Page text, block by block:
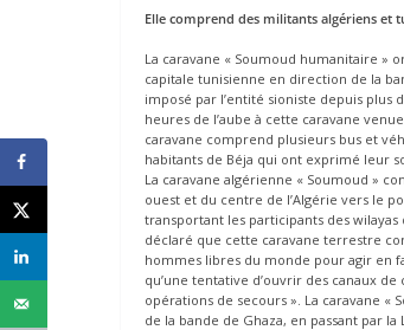
Elle comprend des militants algériens et
La caravane « Soumoud humanitaire »
capitale tunisienne en direction de la
imposé par l’entité sioniste depuis
heures de l’aube à cette caravane
caravane comprend plusieurs bus et
habitants de Béja qui ont exprimé leur
La caravane algérienne « Soumoud »
ouest et du centre de l’Algérie vers le
transportant les participants des
déclaré que cette caravane terrestre
hommes libres du monde pour agir en
qu’une tentative d’ouvrir des canaux
opérations de secours ». La caravane
de la bande de Ghaza, en passant par la